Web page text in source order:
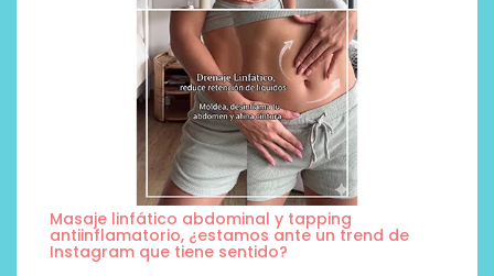
Masaje linfático abdominal y tapping
antiinflamatorio, ¿estamos ante un trend de
Instagram que tiene sentido?